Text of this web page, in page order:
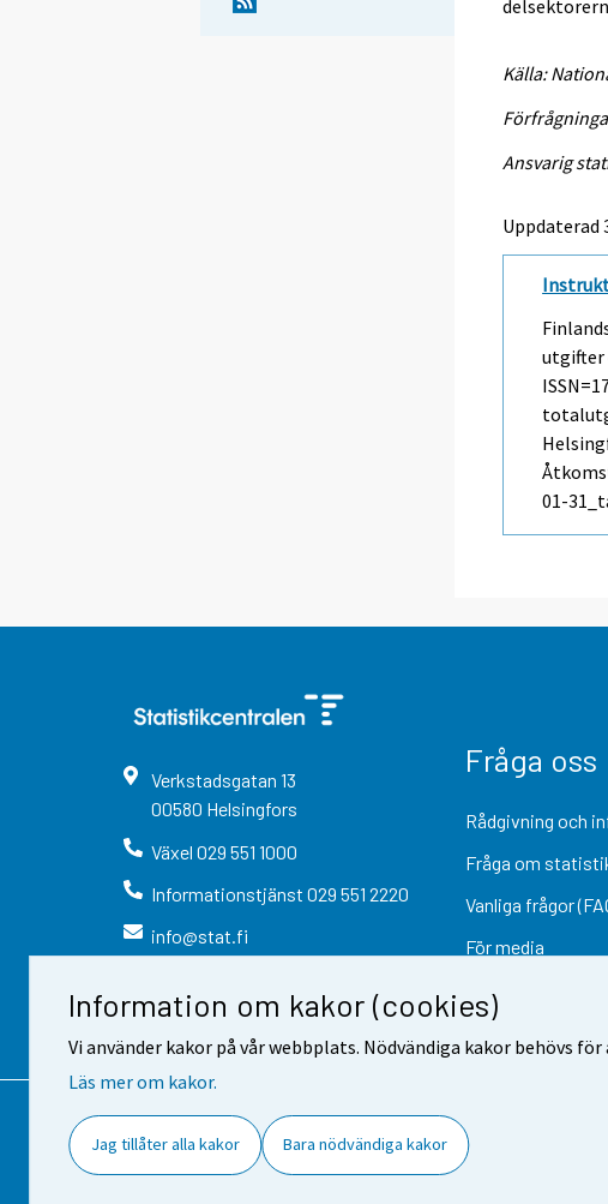
Information om kakor (cookies)
Vi använder kakor på vår webbplats. Nödvändiga kakor behövs
Läs mer om kakor.
Jag tillåter alla kakor Bara nödvändiga kakor
Källa:
Ansvarig
Uppdaterad
utgifter
01-
Verkstadsgatan 13
00580 Helsingfors
Växel 029 551 1000
Informationstjänst 029 551 2220
info@stat.fi
Fråga oss
Rådgivning och
Fråga om
Vanliga frågor
För media
Kontaktinformation Respons